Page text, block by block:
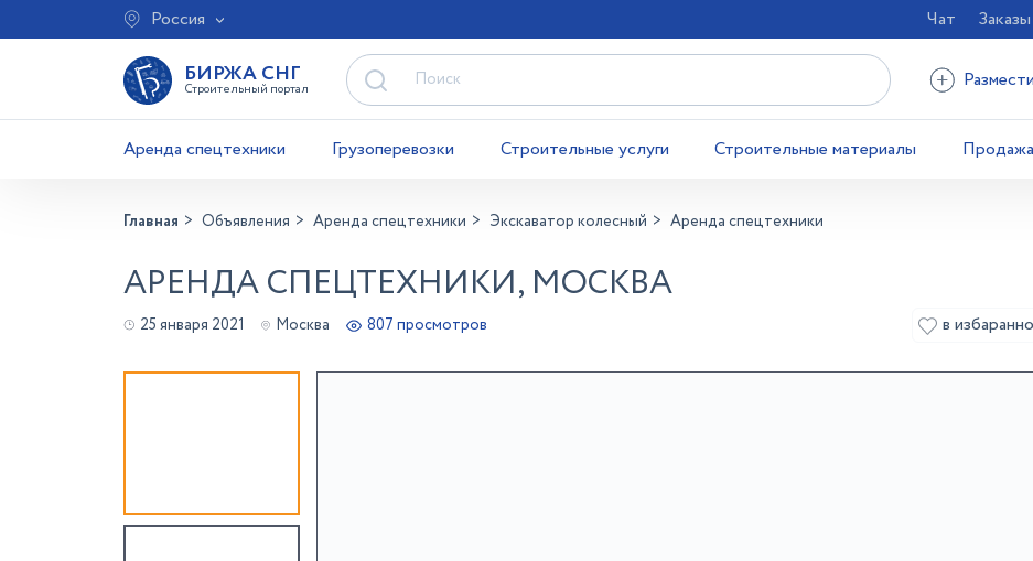
Россия Чат Заказы
БИРЖА СНГ
Строительный портал
Аренда спецтехники Грузоперевозки Строительные услуги Строительные материалы
Главная Объявления Аренда спецтехники Экскаватор колесный Аренда спецтехники
АРЕНДА СПЕЦТЕХНИКИ, МОСКВА
25 января 2021 Москва 807 просмотров в